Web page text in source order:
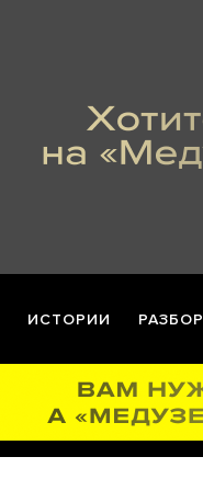
ИСТОРИИ РАЗБОР